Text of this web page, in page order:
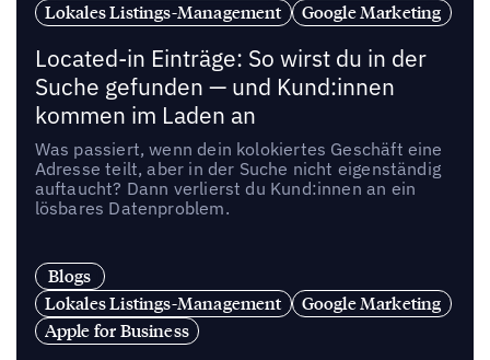
Lokales Listings-Management
Google Marketing
Located-in Einträge: So wirst du in der
Suche gefunden — und Kund:innen
kommen im Laden an
Was passiert, wenn dein kolokiertes Geschäft eine
Adresse teilt, aber in der Suche nicht eigenständig
auftaucht? Dann verlierst du Kund:innen an ein
lösbares Datenproblem.
Blogs
Lokales Listings-Management
Google Marketing
Apple for Business